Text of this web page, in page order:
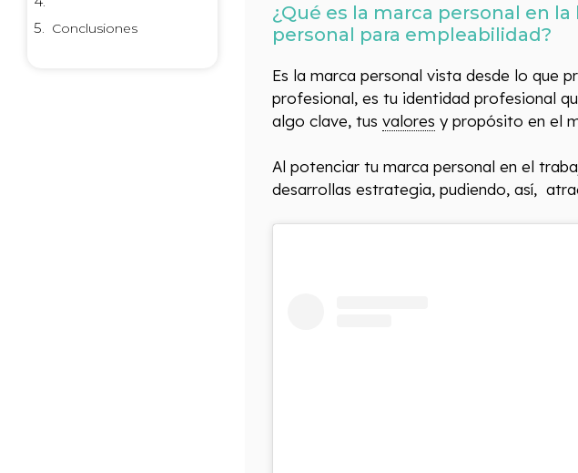
Conclusiones
¿Qué es la marca personal en
personal para empleabilidad?
Es la marca personal vista desde lo que
profesional, es tu identidad profesional
algo clave, tus valores y propósito en el
Al potenciar tu marca personal en el
desarrollas estrategia, pudiendo, así,